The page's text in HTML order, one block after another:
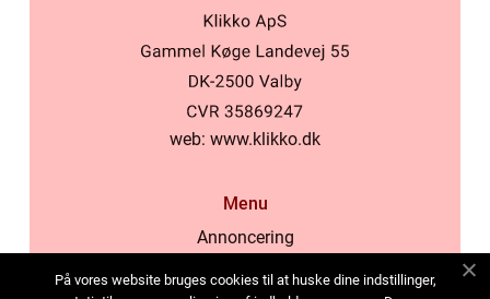
web: www.klikko.dk
Menu
Annoncering
På vores website bruges cookies til at huske dine indstillinger,